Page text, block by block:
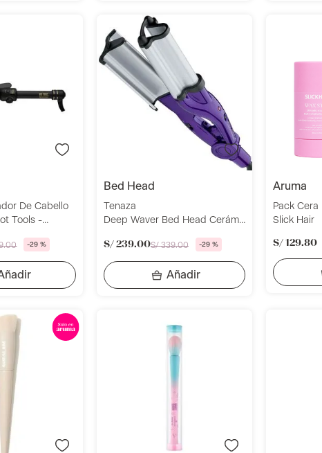
De Cabello
Tools -
.00 -29 %
bed head
Tenaza
Deep Waver Bed Head Cerámica
S/ 239.00S/ 339.00 -29 %
aruma
Pack
Slick Hair
S/ 129.80